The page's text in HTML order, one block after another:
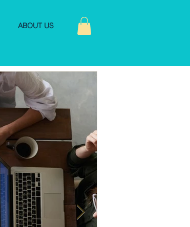
ABOUT US